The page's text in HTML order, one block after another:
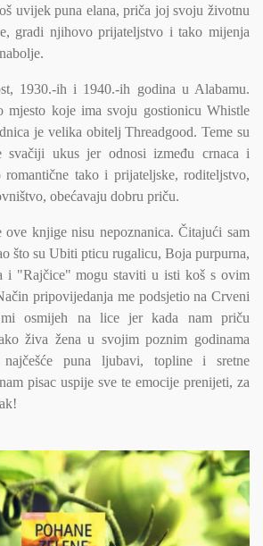
uvijek puna elana, priča joj svoju životnu
gradi njihovo prijateljstvo i tako mijenja
1930.-ih i 1940.-ih godina u Alabamu.
mjesto koje ima svoju gostionicu Whistle
je velika obitelj Threadgood. Teme su
svačiji ukus jer odnosi između crnaca i
tako i prijateljske, roditeljstvo,
obećavaju dobru priču.
knjige nisu nepoznanica. Čitajući sam
što su Ubiti pticu rugalicu, Boja purpurna,
i "Rajčice" mogu staviti u isti koš s ovim
pripovijedanja me podsjetio na Crveni
osmijeh na lice jer kada nam priču
živa žena u svojim poznim godinama
puna ljubavi, topline i sretne
pisac uspije sve te emocije prenijeti, za